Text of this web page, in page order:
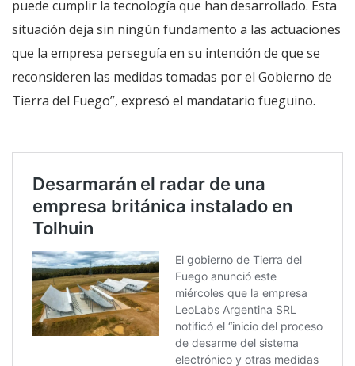
puede cumplir la tecnología que han desarrollado. Esta
situación deja sin ningún fundamento a las actuaciones
que la empresa perseguía en su intención de que se
reconsideren las medidas tomadas por el Gobierno de
Tierra del Fuego”, expresó el mandatario fueguino.